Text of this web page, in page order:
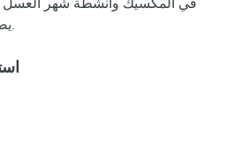
في المكسيك وأنشطة شهر العسل
يضمن لك تجربة فريدة من نوعها.